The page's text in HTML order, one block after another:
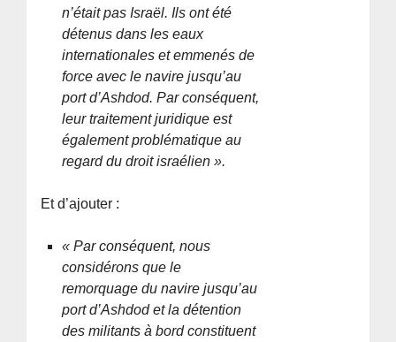
n’était pas Israël. Ils ont été
détenus dans les eaux
internationales et emmenés de
force avec le navire jusqu’au
port d’Ashdod. Par conséquent,
leur traitement juridique est
également problématique au
regard du droit israélien ».
Et d’ajouter :
« Par conséquent, nous
considérons que le
remorquage du navire jusqu’au
port d’Ashdod et la détention
des militants à bord constituent